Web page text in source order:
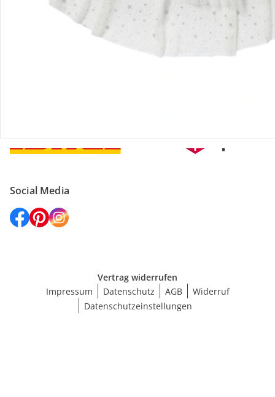
Social Media
Vertrag widerrufen
Impressum
Datenschutz AGB
Widerruf
Datenschutzeinstellungen